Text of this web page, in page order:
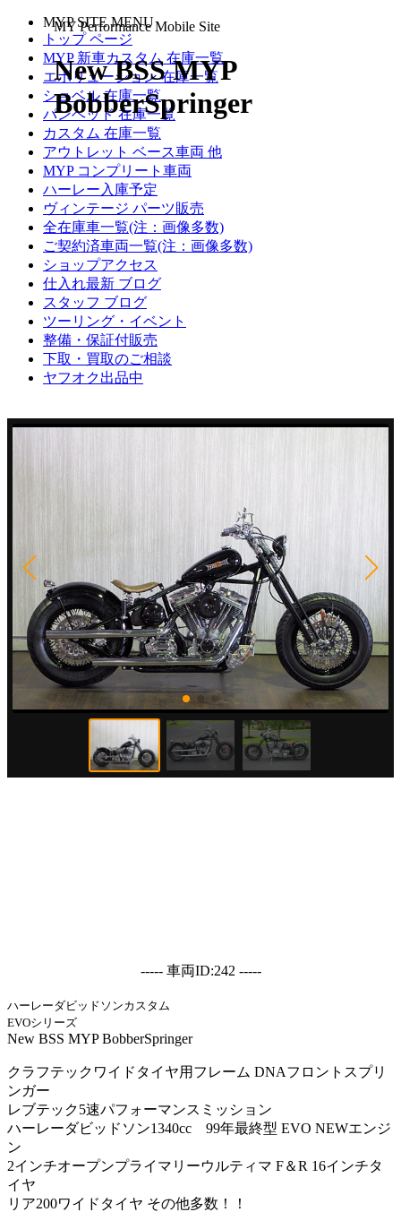
MYP SITE MENU
トップ ページ
MYP 新車カスタム 在庫一覧
エボリューション 在庫一覧
ショベル 在庫一覧
パンヘッド 在庫一覧
カスタム 在庫一覧
アウトレット ベース車両 他
MYP コンプリート車両
ハーレー入庫予定
ヴィンテージ パーツ販売
全在庫車一覧(注：画像多数)
ご契約済車両一覧(注：画像多数)
ショップアクセス
仕入れ最新 ブログ
スタッフ ブログ
ツーリング・イベント
整備・保証付販売
下取・買取のご相談
ヤフオク出品中
MY Performance Mobile Site
New BSS MYP
BobberSpringer
----- 車両ID:242 -----
ハーレーダビッドソンカスタム
EVOシリーズ
New BSS MYP BobberSpringer
クラフテックワイドタイヤ用フレーム DNAフロントスプリ
ンガー
レブテック5速パフォーマンスミッション
ハーレーダビッドソン1340cc 99年最終型 EVO NEWエンジ
ン
2インチオープンプライマリーウルティマ F＆R 16インチタ
イヤ
リア200ワイドタイヤ その他多数！！